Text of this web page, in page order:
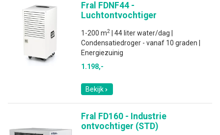
Fral FDNF44 -
Luchtontvochtiger
1-200 m2
| 44 liter water/dag |
Condensatiedroger - vanaf 10 graden |
Energiezuinig
1.198,-
Bekijk
Fral FD160 - Industrie
ontvochtiger (STD)